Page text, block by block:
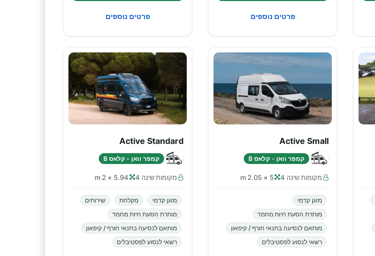
פרטים נוספים פרטים נוספים
Active Small
קמפר וואן - קלאס B
מקומות שינה 4 5 × 2.05 m
מזגן קדמי
מותרת הסעת חיות מחמד
מותאם לנסיעה בתנאי חורף / קיפאון
רשאי לנסוע לפסטיבלים
Active Standard
קמפר וואן - קלאס B
מקומות שינה 4 5.94 × 2 m
מזגן קדמי מקלחת
שירותים
מותרת הסעת חיות מחמד
מותאם לנסיעה בתנאי חורף / קיפאון
רשאי לנסוע לפסטיבלים